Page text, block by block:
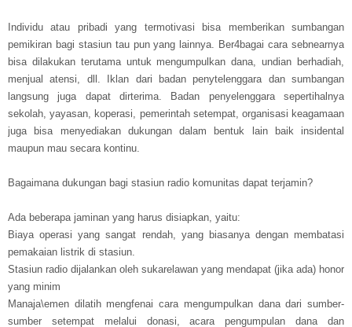
Individu atau pribadi yang termotivasi bisa memberikan sumbangan
pemikiran bagi stasiun tau pun yang lainnya. Ber4bagai cara sebnearnya
bisa dilakukan terutama untuk mengumpulkan dana, undian berhadiah,
menjual atensi, dll. Iklan dari badan penytelenggara dan sumbangan
langsung juga dapat dirterima. Badan penyelenggara sepertihalnya
sekolah, yayasan, koperasi, pemerintah setempat, organisasi keagamaan
juga bisa menyediakan dukungan dalam bentuk lain baik insidental
maupun mau secara kontinu.
Bagaimana dukungan bagi stasiun radio komunitas dapat terjamin?
Ada beberapa jaminan yang harus disiapkan, yaitu:
Biaya operasi yang sangat rendah, yang biasanya dengan membatasi
pemakaian listrik di stasiun.
Stasiun radio dijalankan oleh sukarelawan yang mendapat (jika ada) honor
yang minim
Manaja\emen dilatih mengfenai cara mengumpulkan dana dari sumber-
sumber setempat melalui donasi, acara pengumpulan dana dan